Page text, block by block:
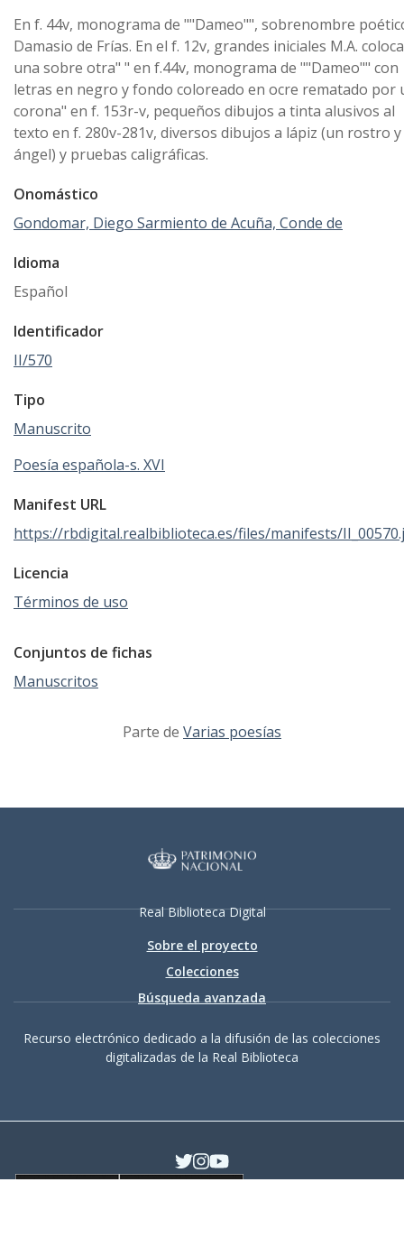
En f. 44v, monograma de ""Dameo"", sobrenombre
Damasio de Frías. En el f. 12v, grandes iniciales M.A.
una sobre otra" " en f.44v, monograma de ""Dameo"" con
letras en negro y fondo coloreado en ocre rematado por
corona" en f. 153r-v, pequeños dibujos a tinta alusivos al
texto en f. 280v-281v, diversos dibujos a lápiz (un rostro
ángel) y pruebas caligráficas.
Onomástico
Gondomar, Diego Sarmiento de Acuña, Conde de
Idioma
Español
Identificador
II/570
Tipo
Manuscrito
Poesía española-s. XVI
Manifest URL
https://rbdigital.realbiblioteca.es/files/manifests/
Licencia
Términos de uso
Conjuntos de fichas
Manuscritos
Parte de Varias poesías
Real Biblioteca Digital
Sobre el proyecto
Colecciones
Búsqueda avanzada
Recurso electrónico dedicado a la difusión de las colecciones
digitalizadas de la Real Biblioteca